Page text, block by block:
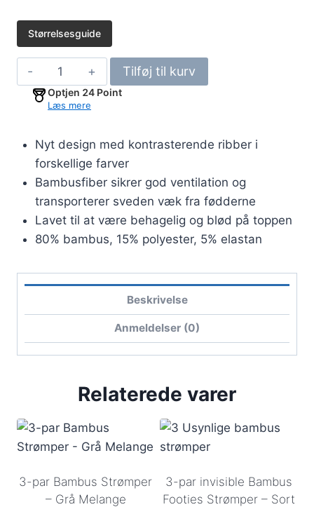
Størrelsesguide
6-
pak
bambus
strømper
Navy/Sort
antal
Tilføj til kurv
Optjen 24 Point
Læs mere
Nyt design med kontrasterende ribber i
forskellige farver
Bambusfiber sikrer god ventilation og
transporterer sveden væk fra fødderne
Lavet til at være behagelig og blød på toppen
80% bambus, 15% polyester, 5% elastan
Beskrivelse
Anmeldelser (0)
Relaterede varer
3-par Bambus Strømper
– Grå Melange
3-par invisible Bambus
Footies Strømper – Sort